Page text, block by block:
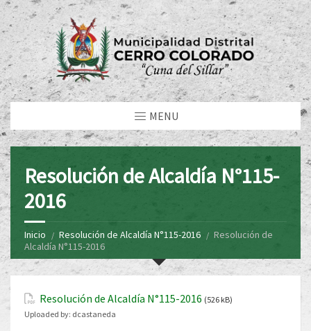
MENU
Resolución de Alcaldía N°115-
2016
Inicio Resolución de Alcaldía N°115-2016
Resolución de
Alcaldía N°115-2016
Resolución de Alcaldía N°115-2016 (526 kB)
Uploaded by: dcastaneda